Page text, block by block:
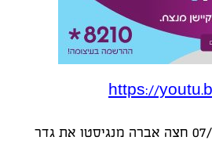
https://
כזכור, בתאריך 07/09/2014 חצה אברה מנגיסטו את גדר